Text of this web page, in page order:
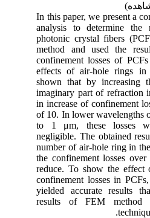
In this paper, we present a
analysis to determine
photonic crystal fibers
method and used the
confinement losses of
effects of air-hole rings
shown that by increasing
imaginary part of
in increase of confinement
of 10. In lower
to 1 μm, these losses
negligible. The obtained
number of air-hole ring in
the confinement losses
reduce. To show the
confinement losses in
yielded accurate results
results of FEM method